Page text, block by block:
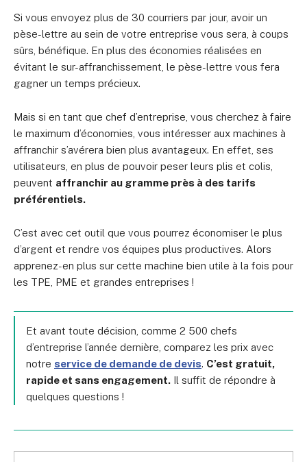
Si vous envoyez plus de 30 courriers par jour, avoir un
pèse-lettre au sein de votre entreprise vous sera, à coups
sûrs, bénéfique. En plus des économies réalisées en
évitant le sur-affranchissement, le pèse-lettre vous fera
gagner un temps précieux.
Mais si en tant que chef d’entreprise, vous cherchez à faire
le maximum d’économies, vous intéresser aux machines à
affranchir s’avérera bien plus avantageux. En effet, ses
utilisateurs, en plus de pouvoir peser leurs plis et colis,
peuvent affranchir au gramme près à des tarifs
préférentiels.
C’est avec cet outil que vous pourrez économiser le plus
d’argent et rendre vos équipes plus productives. Alors
apprenez-en plus sur cette machine bien utile à la fois pour
les TPE, PME et grandes entreprises !
Et avant toute décision, comme 2 500 chefs
d’entreprise l’année dernière, comparez les prix avec
notre service de demande de devis. C’est gratuit,
rapide et sans engagement. Il suffit de répondre à
quelques questions !